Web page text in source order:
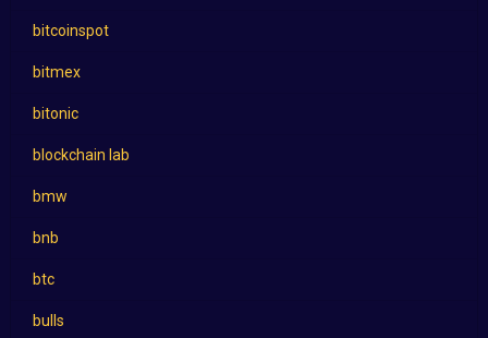
bitcoinspot
bitmex
bitonic
blockchain lab
bmw
bnb
btc
bulls